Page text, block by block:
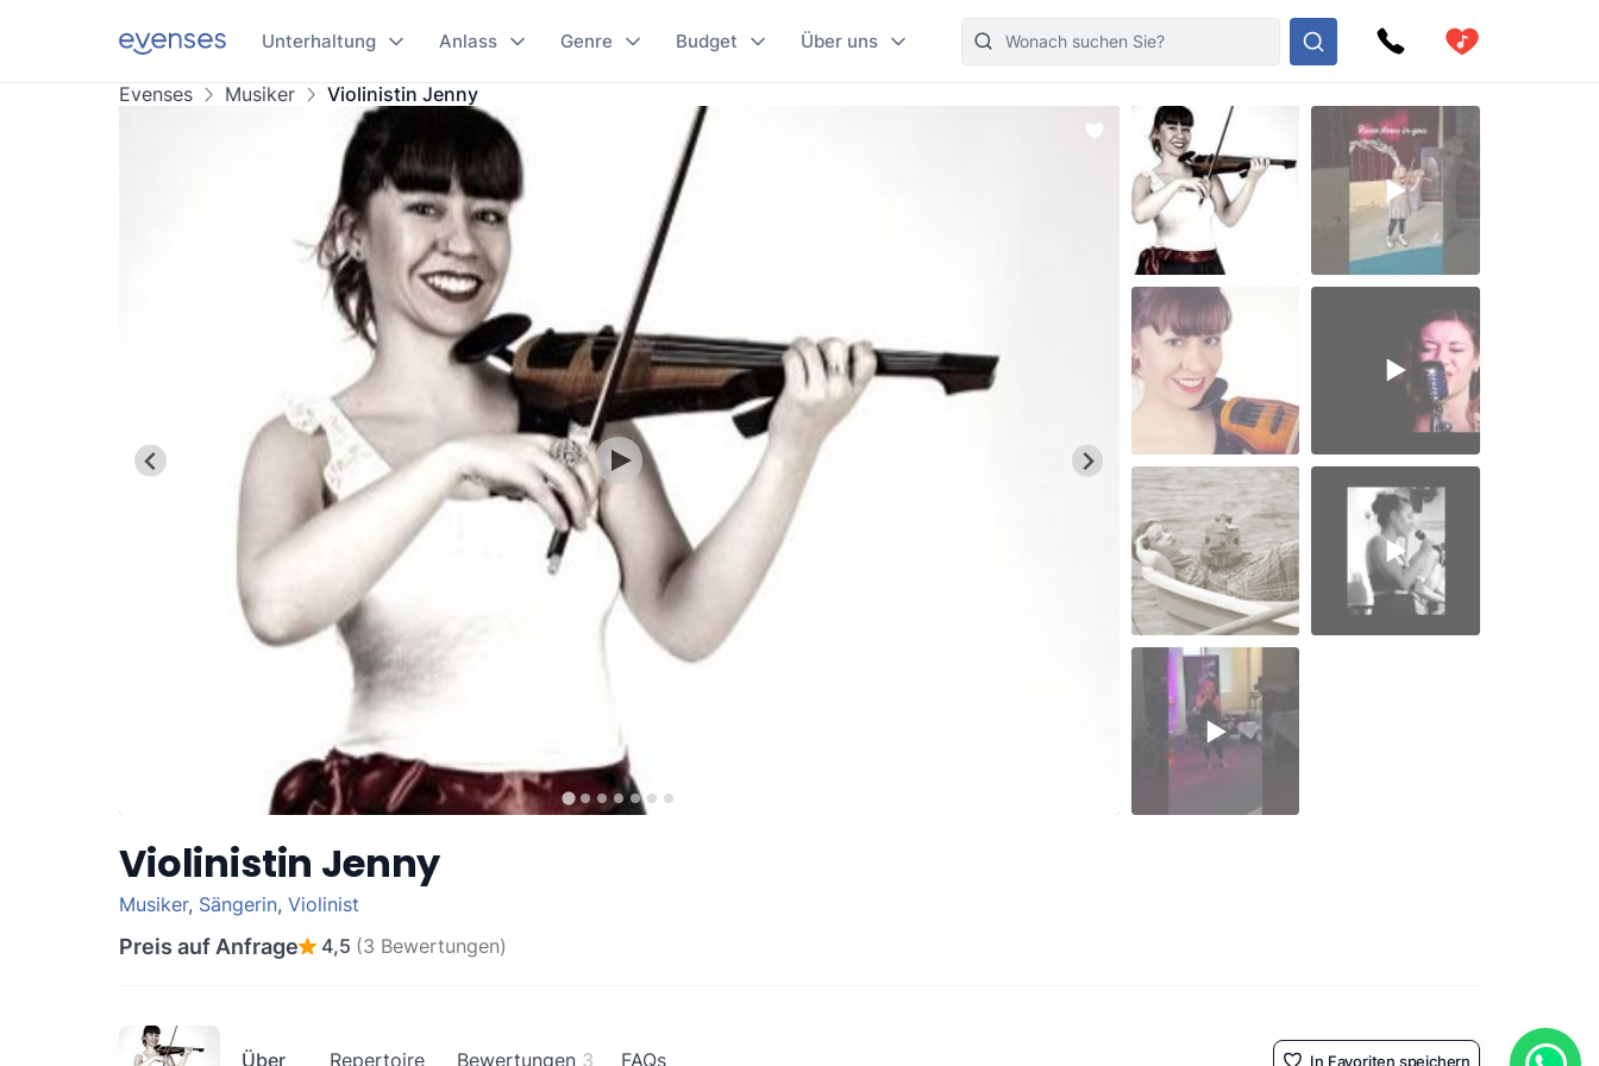
Unterhaltung Anlass Genre Budget Über uns
Evenses Musiker Violinistin Jenny
Violinistin Jenny
Musiker, Sängerin, Violinist
Preis auf Anfrage 4,5 (3 Bewertungen)
Über Repertoire Bewertungen 3 FAQs In Favoriten speichern